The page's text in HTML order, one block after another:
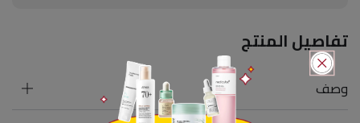
تفاصيل المنتج
وصف